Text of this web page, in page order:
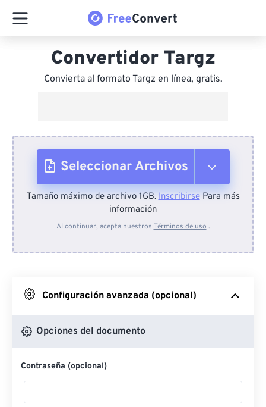
Convertidor Targz
Convierta al formato Targz en línea, gratis.
Seleccionar Archivos
Desde el dispositivo
Desde Google Drive
Desde OneDrive
Desde URL
Tamaño máximo de archivo 1GB.InscribirsePara más
información
Al continuar, acepta nuestros Términos de uso .
Configuración avanzada (opcional)
Opciones del documento
Contraseña (opcional)